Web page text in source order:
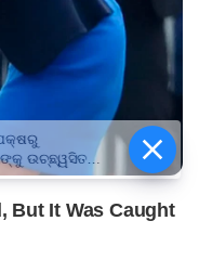
ଉଚ୍ଛ୍ୱସିତ
୫ଲକ୍ଷ ଟଙ୍କାର